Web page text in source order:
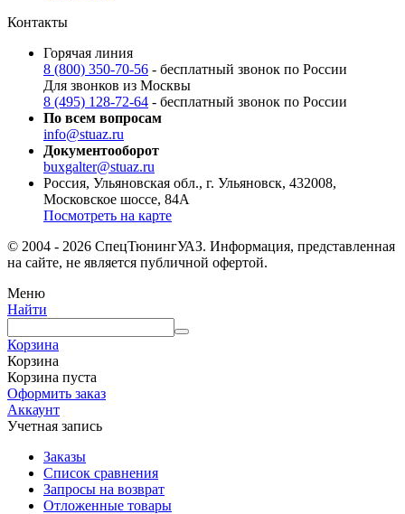
Контакты
Горячая линия
8 (800) 350-70-56 - бесплатный звонок по России
Для звонков из Москвы
8 (495) 128-72-64 - бесплатный звонок по России
По всем вопросам
info@stuaz.ru
Документооборот
buxgalter@stuaz.ru
Россия, Ульяновская обл., г. Ульяновск, 432008,
Московское шоссе, 84А
Посмотреть на карте
© 2004 - 2026 СпецТюнингУАЗ. Информация, представленная
на сайте, не является публичной офертой.
Меню
Найти
Корзина
Корзина
Корзина пуста
Оформить заказ
Аккаунт
Учетная запись
Заказы
Список сравнения
Запросы на возврат
Отложенные товары